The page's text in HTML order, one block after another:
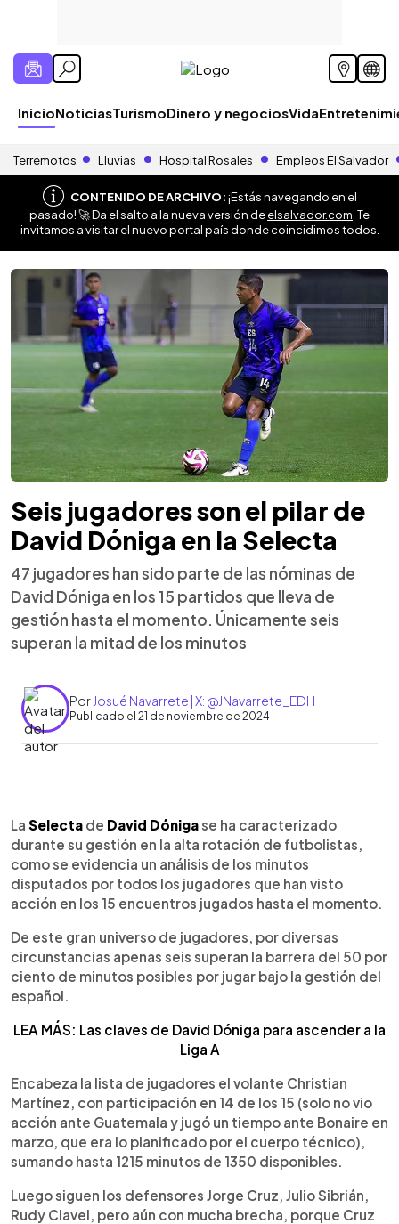
InicioNoticiasTurismoDinero y negociosVida
Terremotos Lluvias Hospital Rosales Empleos El Salvador
CONTENIDO DE ARCHIVO:¡Estás navegando en el
pasado! 🚀 Da el salto a la nueva versión deelsalvador.com . Te
invitamos a visitar el nuevo portal país donde coincidimos todos.
Seis jugadores son el pilar de
David Dóniga en la Selecta
47 jugadores han sido parte de las nóminas de
David Dóniga en los 15 partidos que lleva de
gestión hasta el momento. Únicamente seis
superan la mitad de los minutos
Por Josué Navarrete | X: @JNavarrete_EDH
Publicado el 21 de noviembre de 2024
Escuchar artículo
La Selecta de David Dónigase ha caracterizado
durante su gestión en la alta rotación de futbolistas,
como se evidencia un análisis de los minutos
disputados por todos los jugadores que han visto
acción en los 15 encuentros jugados hasta el momento.
De este gran universo de jugadores, por diversas
circunstancias apenas seis superan la barrera del 50 por
ciento de minutos posibles por jugar bajo la gestión del
español.
LEA MÁS: Las claves de David Dóniga para ascender a la
Liga A
Encabeza la lista de jugadores el volante Christian
Martínez, con participación en 14 de los 15 (solo no vio
acción ante Guatemala y jugó un tiempo ante Bonaire en
marzo, que era lo planificado por el cuerpo técnico),
sumando hasta 1215 minutos de 1350 disponibles.
Luego siguen los defensores Jorge Cruz, Julio Sibrián,
Rudy Clavel, pero aún con mucha brecha, porque Cruz